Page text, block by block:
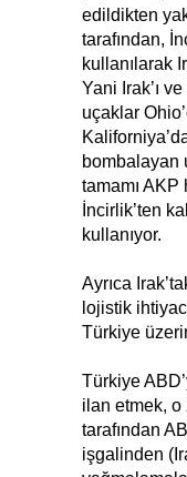
edildikten
tarafından,
kullanılarak
Yani Irak’ı
uçaklar
bombalayan
tamamı
İncirlik’ten
kullanıyor.
Ayrıca
lojistik
Türkiye
Türkiye
ilan etmek,
tarafından
işgalinden